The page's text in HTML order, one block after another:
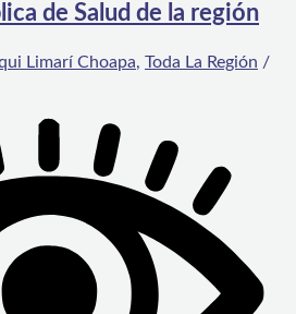
de Salud de la región
Limarí Choapa, Toda La Región /